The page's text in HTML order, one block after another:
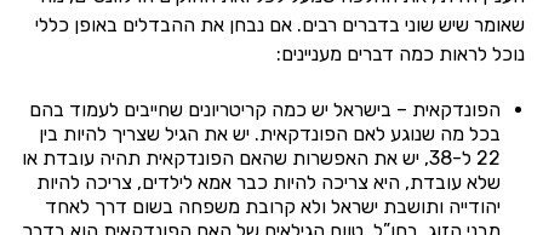
שאומר שיש שוני בדברים רבים. אם נבחן את ההבדלים באופן כללי
נוכל לראות כמה דברים מעניינים:
הפונדקאית – בישראל יש כמה קריטריונים שחייבים לעמוד בהם
בכל מה שנוגע לאם הפונדקאית. יש את הגיל שצריך להיות בין
22 ל-38, יש את האפשרות שהאם הפונדקאית תהיה עובדת או
שלא עובדת, היא צריכה להיות כבר אמא לילדים, צריכה להיות
יהודייה ותושבת ישראל ולא קרובת משפחה בשום דרך לאחד